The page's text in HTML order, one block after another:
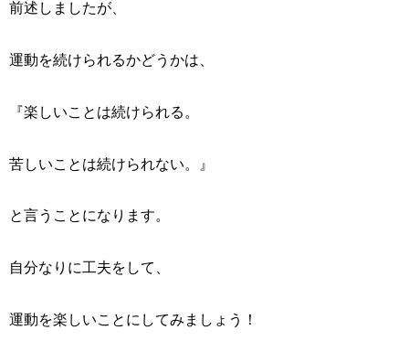
前述しましたが、
運動を続けられるかどうかは、
『楽しいことは続けられる。
苦しいことは続けられない。』
と言うことになります。
自分なりに工夫をして、
運動を楽しいことにしてみましょう！